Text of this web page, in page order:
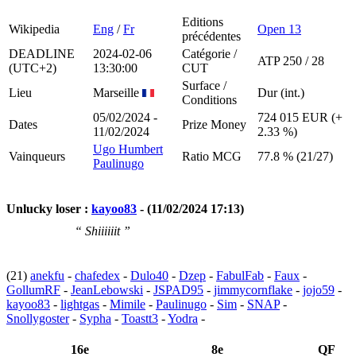
Wikipedia Eng /Fr
Editions
précédentes
Open 13
DEADLINE
(UTC+2)
2024-02-06
13:30:00
Catégorie /
CUT
ATP 250 / 28
Lieu Marseille
Surface /
Conditions
Dur (int.)
Dates
05/02/2024 -
11/02/2024
Prize Money
724 015 EUR (+
2.33 %)
Vainqueurs
Ugo Humbert
Paulinugo
Ratio MCG 77.8 % (21/27)
Unlucky loser : kayoo83 - (11/02/2024 17:13)
“ Shiiiiiit ”
(21) anekfu - chafedex - Dulo40 - Dzep - FabulFab - Faux -
GollumRF - JeanLebowski - JSPAD95 - jimmycornflake - jojo59 -
kayoo83 - lightgas - Mimile - Paulinugo - Sim - SNAP-
Snollygoster- Sypha - Toastt3 -Yodra -
16e 8e
QF